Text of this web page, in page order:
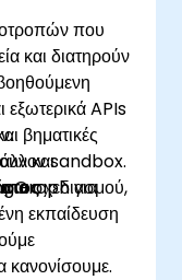
που
και διατηρούν
APIs
και
για
βηματικές
sandbox.
σχεδιασμού,
εκπαίδευση
κανονίσουμε.